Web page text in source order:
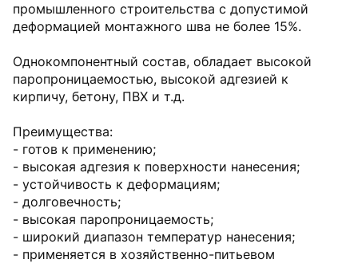
промышленного строительства с допустимой
деформацией монтажного шва не более 15%.
Однокомпонентный состав, обладает высокой
паропроницаемостью, высокой адгезией к
кирпичу, бетону, ПВХ и т.д.
Преимущества:
- готов к применению;
- высокая адгезия к поверхности нанесения;
- устойчивость к деформациям;
- долговечность;
- высокая паропроницаемость;
- широкий диапазон температур нанесения;
- применяется в хозяйственно-питьевом